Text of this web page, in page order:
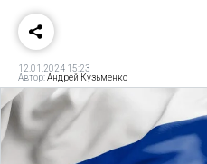
12.01.2024 15:23
Автор:Андрей Кузьменко